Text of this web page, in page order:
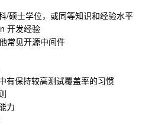
/硕士学位，或同等知识和经验水平
开发经验
常见开源中间件
有保持较高测试覆盖率的习惯
力